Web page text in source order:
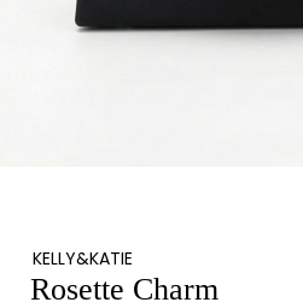
KELLY&KATIE
Rosette Charm